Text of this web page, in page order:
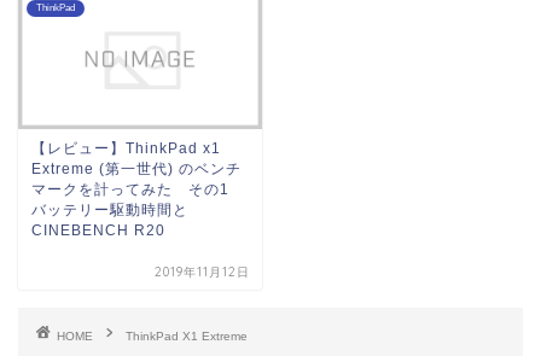
ThinkPad
【レビュー】ThinkPad x1
Extreme (第一世代) のベンチ
マークを計ってみた その1
バッテリー駆動時間と
CINEBENCH R20
2019年11月12日
HOME ThinkPad X1 Extreme